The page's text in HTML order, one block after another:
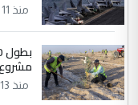
منذ 11 ساعة
منذ 13 ساعة